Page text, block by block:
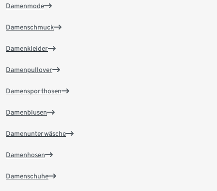
Damenmode
Damenschmuck
Damenkleider
Damenpullover
Damensporthosen
Damenblusen
Damenunterwäsche
Damenhosen
Damenschuhe